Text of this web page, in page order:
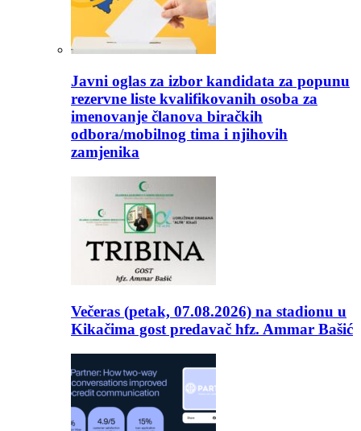
Javni oglas za izbor kandidata za popunu
rezervne liste kvalifikovanih osoba za
imenovanje članova biračkih
odbora/mobilnog tima i njihovih
zamjenika
Večeras (petak, 07.08.2026) na stadionu u
Kikačima gost predavač hfz. Ammar Bašić